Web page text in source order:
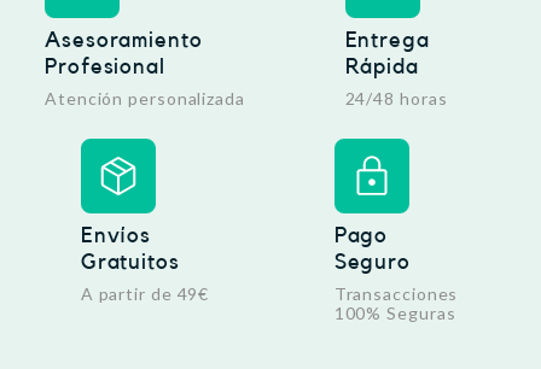
Asesoramiento
Profesional
Atención personalizada
Entrega
Rápida
24/48 horas
Envíos
Gratuitos
A partir de 49€
Pago
Seguro
Transacciones
100% Seguras